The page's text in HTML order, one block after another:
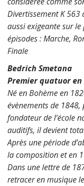
Divertissement K 563
aussi exigeante sur
épisodes :Marche,
Finale
Bedrich Smetana
Premier quatuor en
Né en Bohème en
évènements de
fondateur de l’école
auditifs, il devient
Après une période
la composition et en
Dans une lettre de
retracer en musique